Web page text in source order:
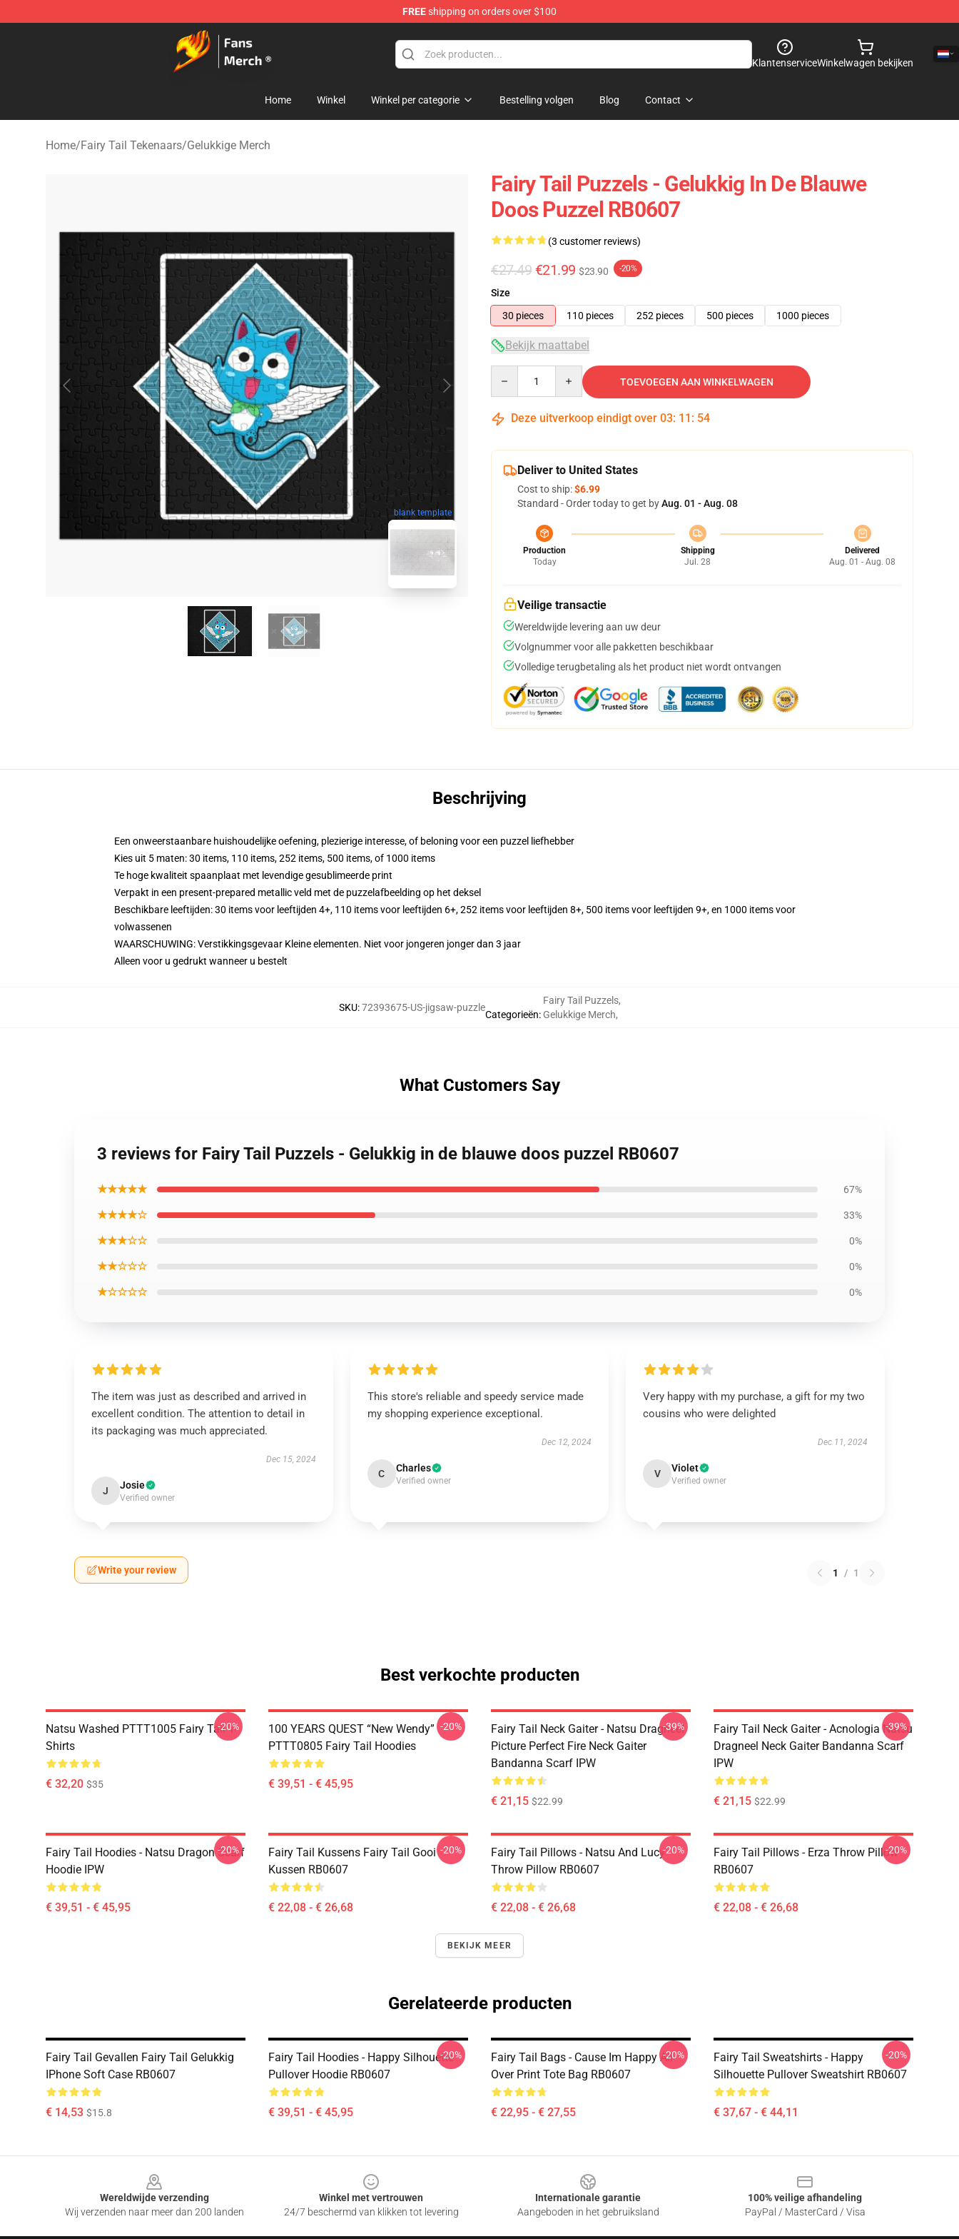
FREEshipping on orders over $100
Fairy Tail Store - Official Fairy Tail Merchandise Shop
KlantenserviceWinkelwagen bekijken
Home Winkel Winkel per categorie Bestelling volgen Blog Contact
Home/Fairy Tail Tekenaars/Gelukkige Merch
blank template
Fairy Tail Puzzels - Gelukkig In De Blauwe
Doos Puzzel RB0607
(3 customer reviews)
€27.49 €21.99 $23.90 -20%
Size
30 pieces
110 pieces 252 pieces 500 pieces 1000 pieces
Bekijk maattabel
TOEVOEGEN AAN WINKELWAGEN
Deze uitverkoop eindigt over 03: 11 : 53
Deliver to United States
Cost to ship:$6.99
Standard - Order today to get byAug. 01 - Aug. 08
Production
Today
Shipping
Jul. 28
Delivered
Aug. 01 - Aug. 08
Veilige transactie
Wereldwijde levering aan uw deur
Volgnummer voor alle pakketten beschikbaar
Volledige terugbetaling als het product niet wordt ontvangen
Beschrijving
Een onweerstaanbare huishoudelijke oefening, plezierige interesse, of beloning voor een puzzel liefhebber
Kies uit 5 maten: 30 items, 110 items, 252 items, 500 items, of 1000 items
Te hoge kwaliteit spaanplaat met levendige gesublimeerde print
Verpakt in een present-prepared metallic veld met de puzzelafbeelding op het deksel
Beschikbare leeftijden: 30 items voor leeftijden 4+, 110 items voor leeftijden 6+, 252 items voor leeftijden 8+, 500 items voor leeftijden 9+, en 1000 items voor
volwassenen
WAARSCHUWING: Verstikkingsgevaar Kleine elementen. Niet voor jongeren jonger dan 3 jaar
Alleen voor u gedrukt wanneer u bestelt
SKU:72393675-US-jigsaw-puzzle
Categorieën:
Fairy Tail Puzzels,
Gelukkige Merch,
What Customers Say
3 reviews for Fairy Tail Puzzels - Gelukkig in de blauwe doos puzzel RB0607
★★★★★ 67%
★★★★☆ 33%
★★★☆☆ 0%
★★☆☆☆ 0%
★☆☆☆☆ 0%
The item was just as described and arrived in
excellent condition. The attention to detail in
its packaging was much appreciated.
Dec 15, 2024
J Josie
Verified owner
This store's reliable and speedy service made
my shopping experience exceptional.
Dec 12, 2024
C Charles
Verified owner
Very happy with my purchase, a gift for my two
cousins who were delighted
Dec 11, 2024
V Violet
Verified owner
Write your review 1 / 1
Best verkochte producten
Natsu Washed PTTT1005 Fairy Tail T-
Shirts
€ 32,20 $35
-20%
100 YEARS QUEST “New Wendy”
PTTT0805 Fairy Tail Hoodies
€ 39,51 - € 45,95
-20%
Fairy Tail Neck Gaiter - Natsu Dragneel
Picture Perfect Fire Neck Gaiter
Bandanna Scarf IPW
€ 21,15 $22.99
-39%
Fairy Tail Neck Gaiter - Acnologia Natsu
Dragneel Neck Gaiter Bandanna Scarf
IPW
€ 21,15 $22.99
-39%
Fairy Tail Hoodies - Natsu Dragon Scarf
Hoodie IPW
€ 39,51 - € 45,95
-20%
Fairy Tail Kussens Fairy Tail Gooi
Kussen RB0607
€ 22,08 - € 26,68
-20%
Fairy Tail Pillows - Natsu And Lucy
Throw Pillow RB0607
€ 22,08 - € 26,68
-20%
Fairy Tail Pillows - Erza Throw Pillow
RB0607
€ 22,08 - € 26,68
-20%
BEKIJK MEER
Gerelateerde producten
Fairy Tail Gevallen Fairy Tail Gelukkig
IPhone Soft Case RB0607
€ 14,53 $15.8
Fairy Tail Hoodies - Happy Silhouette
Pullover Hoodie RB0607
€ 39,51 - € 45,95
-20%
Fairy Tail Bags - Cause Im Happy All
Over Print Tote Bag RB0607
€ 22,95 - € 27,55
-20%
Fairy Tail Sweatshirts - Happy
Silhouette Pullover Sweatshirt RB0607
€ 37,67 - € 44,11
-20%
Wereldwijde verzending
Wij verzenden naar meer dan 200 landen
Winkel met vertrouwen
24/7 beschermd van klikken tot levering
Internationale garantie
Aangeboden in het gebruiksland
100% veilige afhandeling
PayPal / MasterCard / Visa